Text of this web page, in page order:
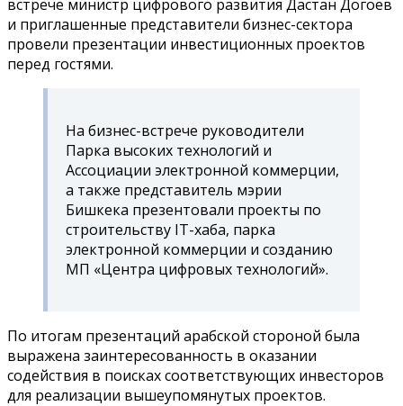
встрече министр цифрового развития Дастан Догоев
и приглашенные представители бизнес-сектора
провели презентации инвестиционных проектов
перед гостями.
На бизнес-встрече руководители
Парка высоких технологий и
Ассоциации электронной коммерции,
а также представитель мэрии
Бишкека презентовали проекты по
строительству IT-хаба, парка
электронной коммерции и созданию
МП «Центра цифровых технологий».
По итогам презентаций арабской стороной была
выражена заинтересованность в оказании
содействия в поисках соответствующих инвесторов
для реализации вышеупомянутых проектов.